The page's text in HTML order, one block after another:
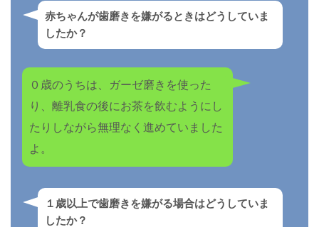
赤ちゃんが歯磨きを嫌がるときはどうしていま
したか？
０歳のうちは、ガーゼ磨きを使った
り、離乳食の後にお茶を飲むようにし
たりしながら無理なく進めていました
よ。
１歳以上で歯磨きを嫌がる場合はどうしていま
したか？